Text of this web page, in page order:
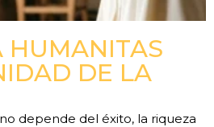
HUMANITAS
DE LA
depende del éxito, la riqueza